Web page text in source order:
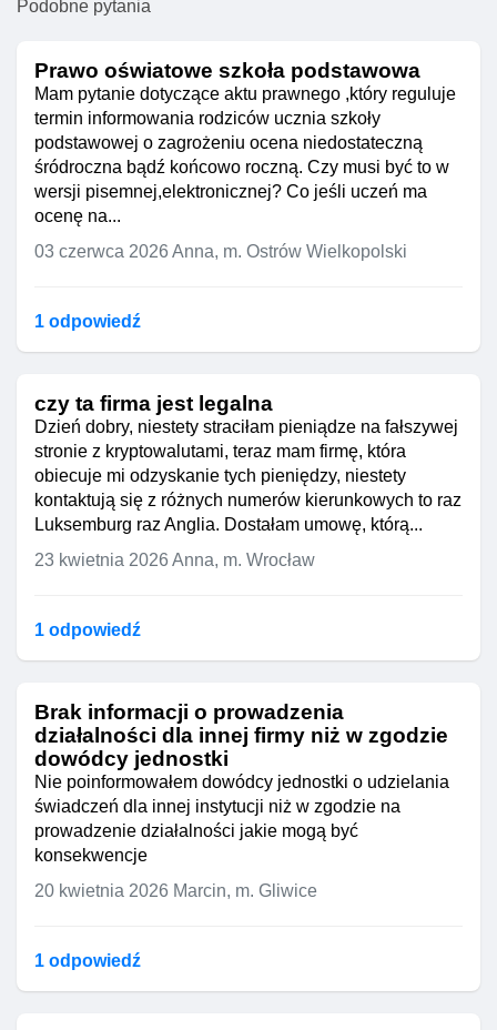
Podobne pytania
Prawo oświatowe szkoła podstawowa
Mam pytanie dotyczące aktu prawnego ,który reguluje
termin informowania rodziców ucznia szkoły
podstawowej o zagrożeniu ocena niedostateczną
śródroczna bądź końcowo roczną. Czy musi być to w
wersji pisemnej,elektronicznej? Co jeśli uczeń ma
ocenę na...
03 czerwca 2026 Anna, m. Ostrów Wielkopolski
1 odpowiedź
czy ta firma jest legalna
Dzień dobry, niestety straciłam pieniądze na fałszywej
stronie z kryptowalutami, teraz mam firmę, która
obiecuje mi odzyskanie tych pieniędzy, niestety
kontaktują się z różnych numerów kierunkowych to raz
Luksemburg raz Anglia. Dostałam umowę, którą...
23 kwietnia 2026 Anna, m. Wrocław
1 odpowiedź
Brak informacji o prowadzenia
działalności dla innej firmy niż w zgodzie
dowódcy jednostki
Nie poinformowałem dowódcy jednostki o udzielania
świadczeń dla innej instytucji niż w zgodzie na
prowadzenie działalności jakie mogą być
konsekwencje
20 kwietnia 2026 Marcin, m. Gliwice
1 odpowiedź